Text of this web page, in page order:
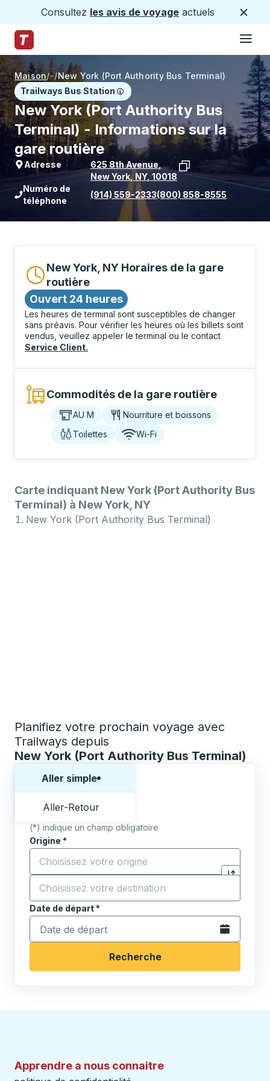
Consultez les avis de voyage actuels
Page d'accueil des sentiers
Maison/ /New York (Port Authority Bus Terminal)
Trailways Bus Station
New York (Port Authority Bus
Terminal) - Informations sur la
gare routière
Adresse 625 8th Avenue,
New York, NY, 10018
Voir l'emplacement de l'arrêt sur
Numéro de
téléphone
(914) 559-2333(800) 858-8555
New York, NY Horaires de la gare
routière
Ouvert 24 heures
Les heures de terminal sont susceptibles de changer
sans préavis. Pour vérifier les heures où les billets sont
vendus, veuillez appeler le terminal ou le contact
Service Client.
Commodités de la gare routière
AU M
Nourriture et boissons
Toilettes
Wi-Fi
Carte indiquant New York (Port Authority Bus
Terminal) à New York, NY
New York (Port Authority Bus Terminal)
Planifiez votre prochain voyage avec
Trailways depuis
New York (Port Authority Bus Terminal)
Aller simple
Aller-Retour
(*) indique un champ obligatoire
Origine *
Commencez à saisir la ville d'origine pour ouvrir
Cliquez
Destination*
Commencez à saisir la ville de destination pour
Date de départ*
Tapez la date au format date Barre oblique du mois à
Ouvrez le
Recherche
Apprendre a nous connaitre